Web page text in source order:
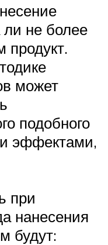
ли не более
продукт.
может
подобного
эффектами,
при
нанесения
будут: